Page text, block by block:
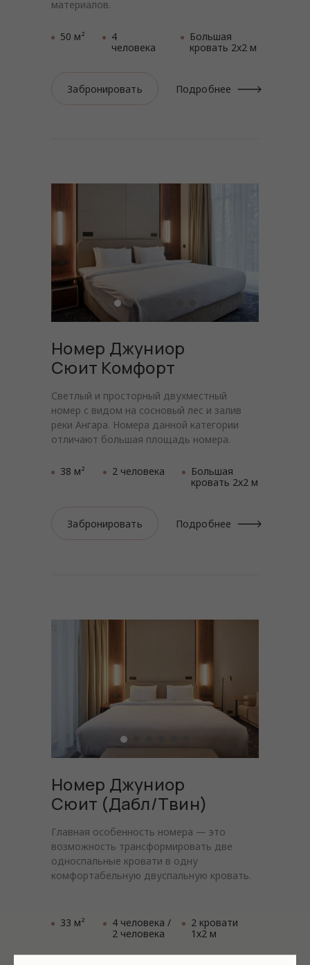
материалов.
4
человека
Забронировать
Большая
кровать 2x2 м
50 м²
Подробнее
Номер Джуниор
Сюит Комфорт
Светлый и просторный двухместный
номер с видом на сосновый лес и залив
реки Ангара. Номера данной категории
отличают большая площадь номера.
Забронировать
2 человека
Большая
кровать 2x2 м
38 м²
Подробнее
Номер Джуниор
Сюит (Дабл/Твин)
Главная особенность номера — это
возможность трансформировать две
односпальные кровати в одну
комфортабельную двуспальную кровать.
4 человека /
2 человека
2 кровати
1х2 м
33 м²